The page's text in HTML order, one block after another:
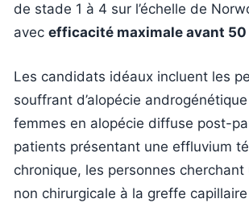
de stade 1 à 4 sur l’échelle de
avec efficacité maximale avant 50
Les candidats idéaux incluent les
souffrant d’alopécie
femmes en alopécie diffuse post-
patients présentant une effluvium
chronique, les personnes
non chirurgicale à la greffe